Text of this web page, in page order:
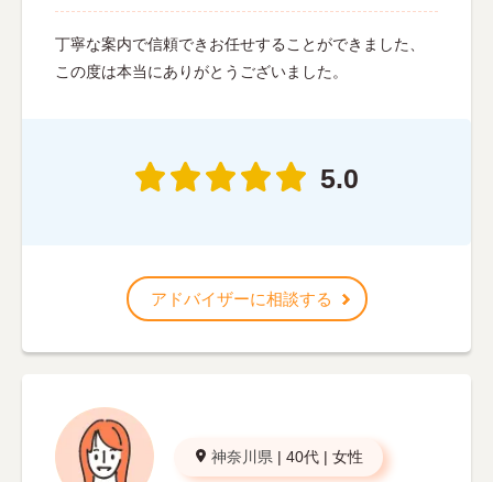
丁寧な案内で信頼できお任せすることができました、
この度は本当にありがとうございました。
5.0
アドバイザーに相談する
神奈川県 | 40代 | 女性